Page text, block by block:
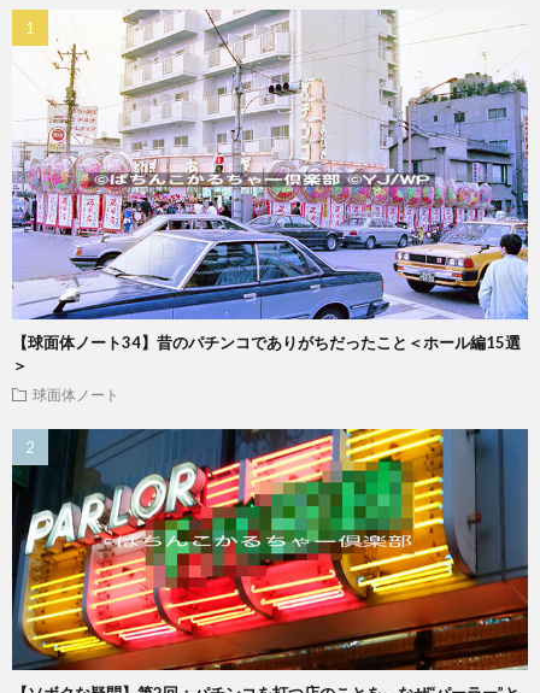
【球面体ノート34】昔のパチンコでありがちだったこと＜ホール編15選
＞
球面体ノート